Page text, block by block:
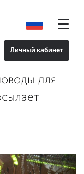
Личный кабинет
для